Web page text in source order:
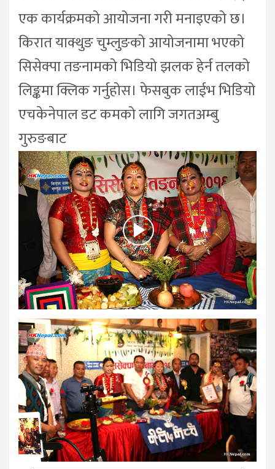
एक कार्यक्रमको आयोजना गरी मनाइएको छ।
किरात याक्थुङ चुम्लुङको आयोजनामा भएको
सिसेक्पा तङनामको भिडियो झलक हेर्न तलको
लिङ्कमा क्लिक गर्नुहोस। फेसबुक लाईभ भिडियो
एचकेनेपाल डट कमको लागि जगतअम्बु
गुरुङबाट